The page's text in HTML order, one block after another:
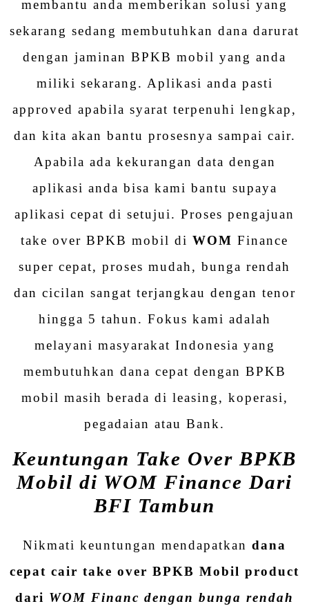
membantu anda memberikan solusi yang
sekarang sedang membutuhkan dana darurat
dengan jaminan BPKB mobil yang anda
miliki sekarang. Aplikasi anda pasti
approved apabila syarat terpenuhi lengkap,
dan kita akan bantu prosesnya sampai cair.
Apabila ada kekurangan data dengan
aplikasi anda bisa kami bantu supaya
aplikasi cepat di setujui. Proses pengajuan
take over BPKB mobil di WOM Finance
super cepat, proses mudah, bunga rendah
dan cicilan sangat terjangkau dengan tenor
hingga 5 tahun. Fokus kami adalah
melayani masyarakat Indonesia yang
membutuhkan dana cepat dengan BPKB
mobil masih berada di leasing, koperasi,
pegadaian atau Bank.
Keuntungan Take Over BPKB
Mobil di WOM Finance Dari
BFI Tambun
Nikmati keuntungan mendapatkan dana
cepat cair take over BPKB Mobil product
dari WOM Financ dengan bunga rendah